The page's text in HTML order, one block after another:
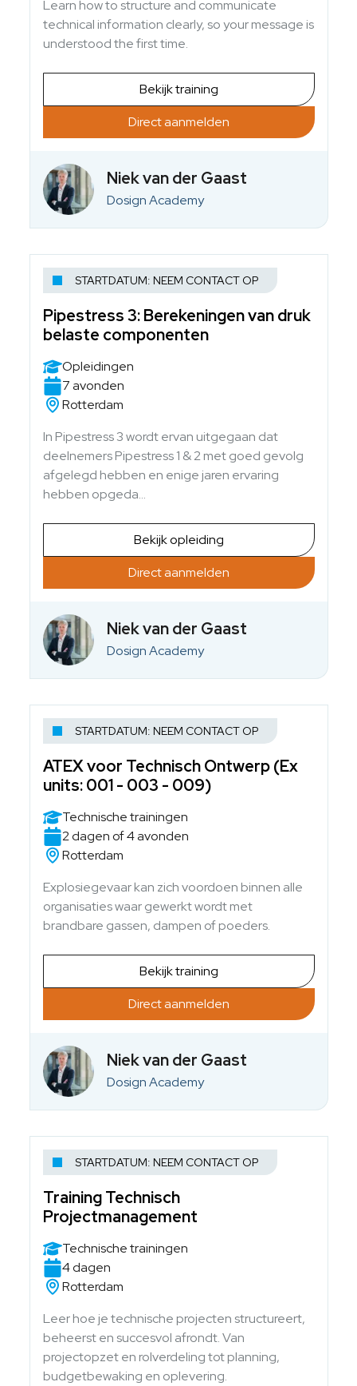
Learn how to structure and communicate
technical information clearly, so your message is
understood the first time.
Bekijk training
Direct aanmelden
Niek van der Gaast
Dosign Academy
STARTDATUM: NEEM CONTACT OP
Pipestress 3: Berekeningen van druk
belaste componenten
Opleidingen
7 avonden
Rotterdam
In Pipestress 3 wordt ervan uitgegaan dat
deelnemers Pipestress 1 & 2 met goed gevolg
afgelegd hebben en enige jaren ervaring
hebben opgeda…
Bekijk opleiding
Direct aanmelden
Niek van der Gaast
Dosign Academy
STARTDATUM: NEEM CONTACT OP
ATEX voor Technisch Ontwerp (Ex
units: 001 - 003 - 009)
Technische trainingen
2 dagen of 4 avonden
Rotterdam
Explosiegevaar kan zich voordoen binnen alle
organisaties waar gewerkt wordt met
brandbare gassen, dampen of poeders.
Bekijk training
Direct aanmelden
Niek van der Gaast
Dosign Academy
STARTDATUM: NEEM CONTACT OP
Training Technisch
Projectmanagement
Technische trainingen
4 dagen
Rotterdam
Leer hoe je technische projecten structureert,
beheerst en succesvol afrondt. Van
projectopzet en rolverdeling tot planning,
budgetbewaking en oplevering.